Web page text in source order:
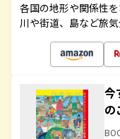
各国の地形や関係性
川や街道、島など旅
今
の